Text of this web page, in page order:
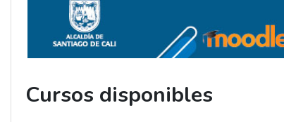
Cursos disponibles